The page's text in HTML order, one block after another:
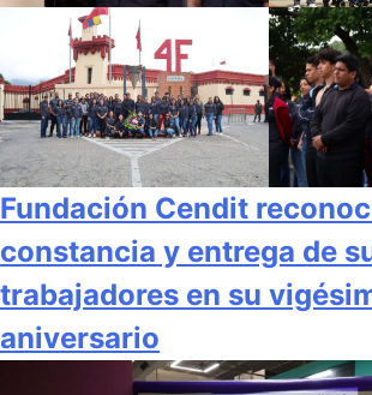
Fundación Cendit
constancia y entrega de
trabajadores en su
aniversario